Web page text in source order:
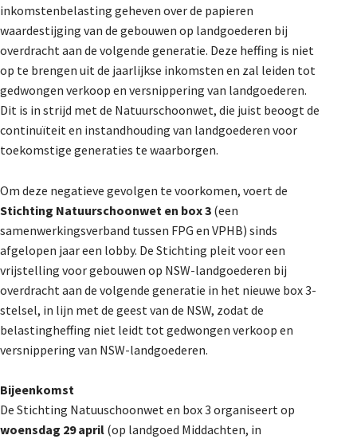
inkomstenbelasting geheven over de papieren
waardestijging van de gebouwen op landgoederen bij
overdracht aan de volgende generatie. Deze heffing is niet
op te brengen uit de jaarlijkse inkomsten en zal leiden tot
gedwongen verkoop en versnippering van landgoederen.
Dit is in strijd met de Natuurschoonwet, die juist beoogt de
continuïteit en instandhouding van landgoederen voor
toekomstige generaties te waarborgen.
Om deze negatieve gevolgen te voorkomen, voert de
Stichting Natuurschoonwet en box 3 (een
samenwerkingsverband tussen FPG en VPHB) sinds
afgelopen jaar een lobby. De Stichting pleit voor een
vrijstelling voor gebouwen op NSW-landgoederen bij
overdracht aan de volgende generatie in het nieuwe box 3-
stelsel, in lijn met de geest van de NSW, zodat de
belastingheffing niet leidt tot gedwongen verkoop en
versnippering van NSW-landgoederen.
Bijeenkomst
De Stichting Natuuschoonwet en box 3 organiseert op
woensdag 29 april (op landgoed Middachten, in
Dossiers
De Landeigenaar